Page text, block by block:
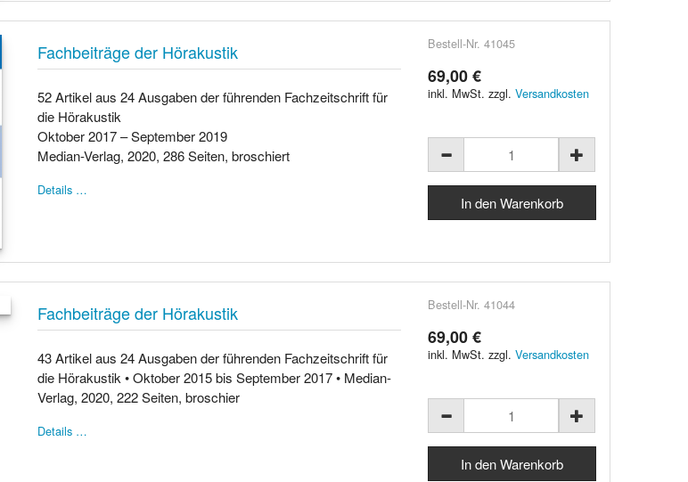
Fachbeiträge der Hörakustik
52 Artikel aus 24 Ausgaben der führenden Fachzeitschrift für
die Hörakustik
Oktober 2017 – September 2019
Median-Verlag, 2020, 286 Seiten, broschiert
Details …
Bestell-Nr. 41045
69,00 €
inkl. MwSt. zzgl.Versandkosten
Fachbeiträge der Hörakustik
43 Artikel aus 24 Ausgaben der führenden Fachzeitschrift für
die Hörakustik • Oktober 2015 bis September 2017 • Median-
Verlag, 2020, 222 Seiten, broschier
Details …
Bestell-Nr. 41044
69,00 €
inkl. MwSt. zzgl.Versandkosten